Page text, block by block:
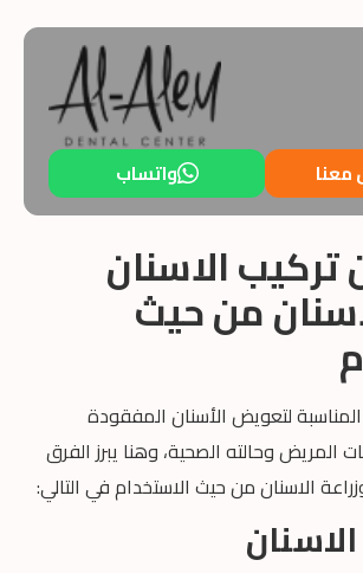
واتساب معنا
تركيب الاسنان
من حيث
المناسبة لتعويض الأسنان المفقودة
المريض وحالته الصحية، وهنا يبرز الفرق
الاسنان من حيث الاستخدام في التالي: